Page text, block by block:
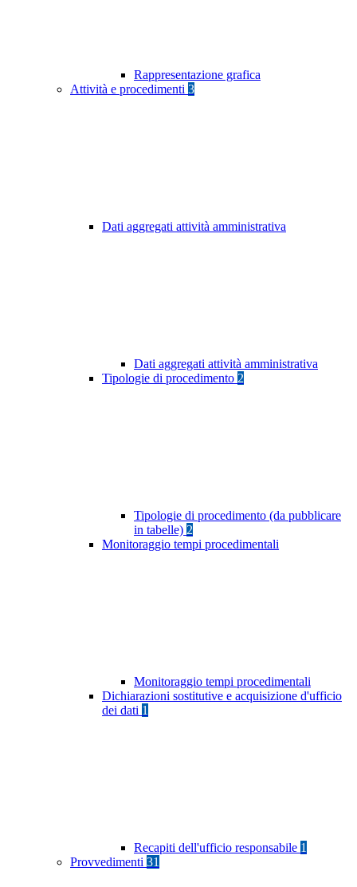
Rappresentazione grafica
Attività e procedimenti 3
Dati aggregati attività amministrativa
Dati aggregati attività amministrativa
Tipologie di procedimento 2
Tipologie di procedimento (da pubblicare
in tabelle) 2
Monitoraggio tempi procedimentali
Monitoraggio tempi procedimentali
Dichiarazioni sostitutive e acquisizione d'ufficio
dei dati 1
Recapiti dell'ufficio responsabile 1
Provvedimenti 31